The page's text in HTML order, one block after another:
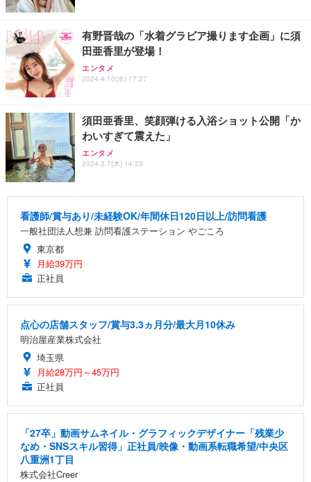
有野晋哉の「水着グラビア撮ります企画」に須
田亜香里が登場！
エンタメ
2024.4.10(水) 17:27
須田亜香里、笑顔弾ける入浴ショット公開「か
わいすぎて震えた」
エンタメ
2024.3.7(木) 14:23
看護師/賞与あり/未経験OK/年間休日120日以上/訪問看護
一般社団法人想兼 訪問看護ステーション やごころ
東京都
月給39万円
正社員
点心の店舗スタッフ/賞与3.3ヵ月分/最大月10休み
明治屋産業株式会社
埼玉県
月給28万円～45万円
正社員
「27卒」動画サムネイル・グラフィックデザイナー「残業少
なめ・SNSスキル習得」正社員/映像・動画系転職希望/中央区
八重洲1丁目
株式会社Creer